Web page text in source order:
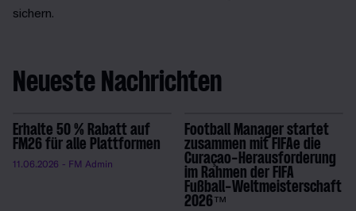
sichern.
Neueste Nachrichten
Erhalte 50 % Rabatt auf
FM26 für alle Plattformen
11.06.2026 - FM Admin
Football Manager startet
zusammen mit FIFAe die
Curaçao-Herausforderung
im Rahmen der FIFA
Fußball-Weltmeisterschaft
2026™